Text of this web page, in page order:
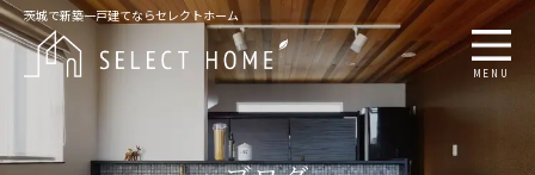
茨城で新築一戸建てならセレクトホーム
MENU